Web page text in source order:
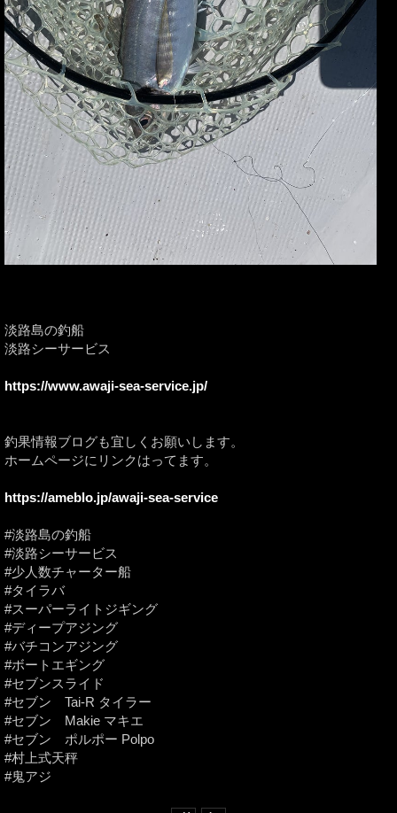
淡路島の釣船
淡路シーサービス
https://www.awaji-sea-service.jp/
釣果情報ブログも宜しくお願いします。
ホームページにリンクはってます。
https://ameblo.jp/awaji-sea-service
#淡路島の釣船
#淡路シーサービス
#少人数チャーター船
#タイラバ
#スーパーライトジギング
#ディープアジング
#バチコンアジング
#ボートエギング
#セブンスライド
#セブン Tai-R タイラー
#セブン Makie マキエ
#セブン ポルポー Polpo
#村上式天秤
#鬼アジ